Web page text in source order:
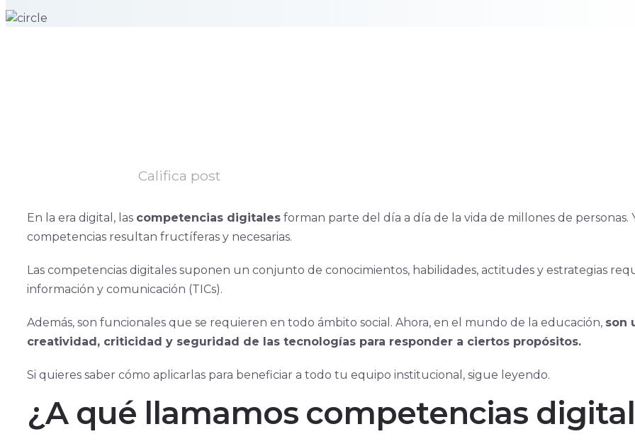
Califica post
En la era digital, las competencias digitales forman parte del día a día de la vida de millones de personas.
competencias resultan fructíferas y necesarias.
Las competencias digitales suponen un conjunto de conocimientos, habilidades, actitudes y estrategias
información y comunicación (TICs).
Además, son funcionales que se requieren en todo ámbito social. Ahora, en el mundo de la educación, son
creatividad, criticidad y seguridad de las tecnologías para responder a ciertos propósitos.
Si quieres saber cómo aplicarlas para beneficiar a todo tu equipo institucional, sigue leyendo.
¿A qué llamamos competencias